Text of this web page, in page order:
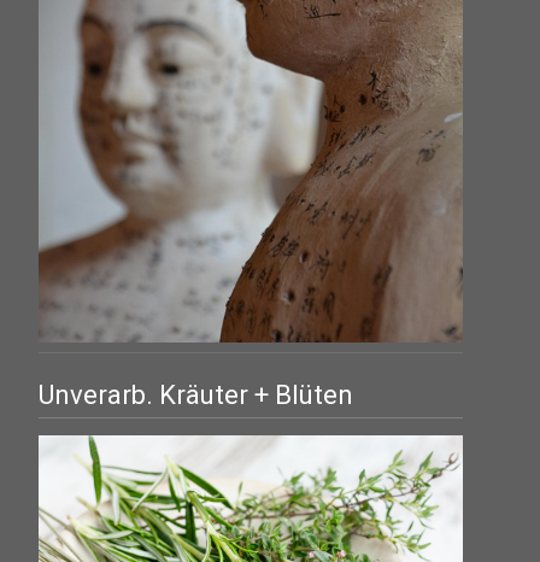
Unverarb. Kräuter + Blüten